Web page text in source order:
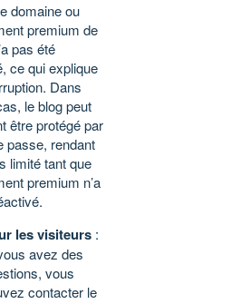
domaine ou
premium de
pas été
ce qui explique
Dans
le blog peut
être protégé par
passe, rendant
limité tant que
premium n’a
les visiteurs :
avez des
vous
contacter le